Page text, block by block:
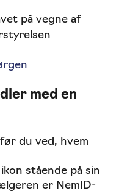
på vegne af
med en
du ved, hvem
stående på sin
er NemID-